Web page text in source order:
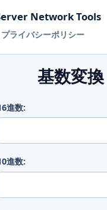
Network Tools
プライバシーポリシー
基数変換
進数:
進数: